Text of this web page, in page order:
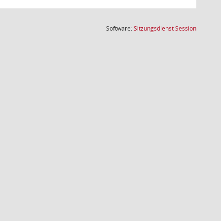
Software:SitzungsdienstSession(Wird in